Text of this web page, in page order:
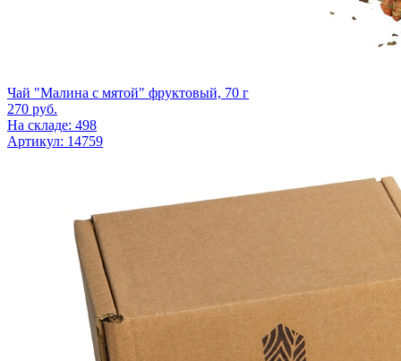
Чай "Малина с мятой" фруктовый, 70 г
270 руб.
На складе: 498
Артикул: 14759